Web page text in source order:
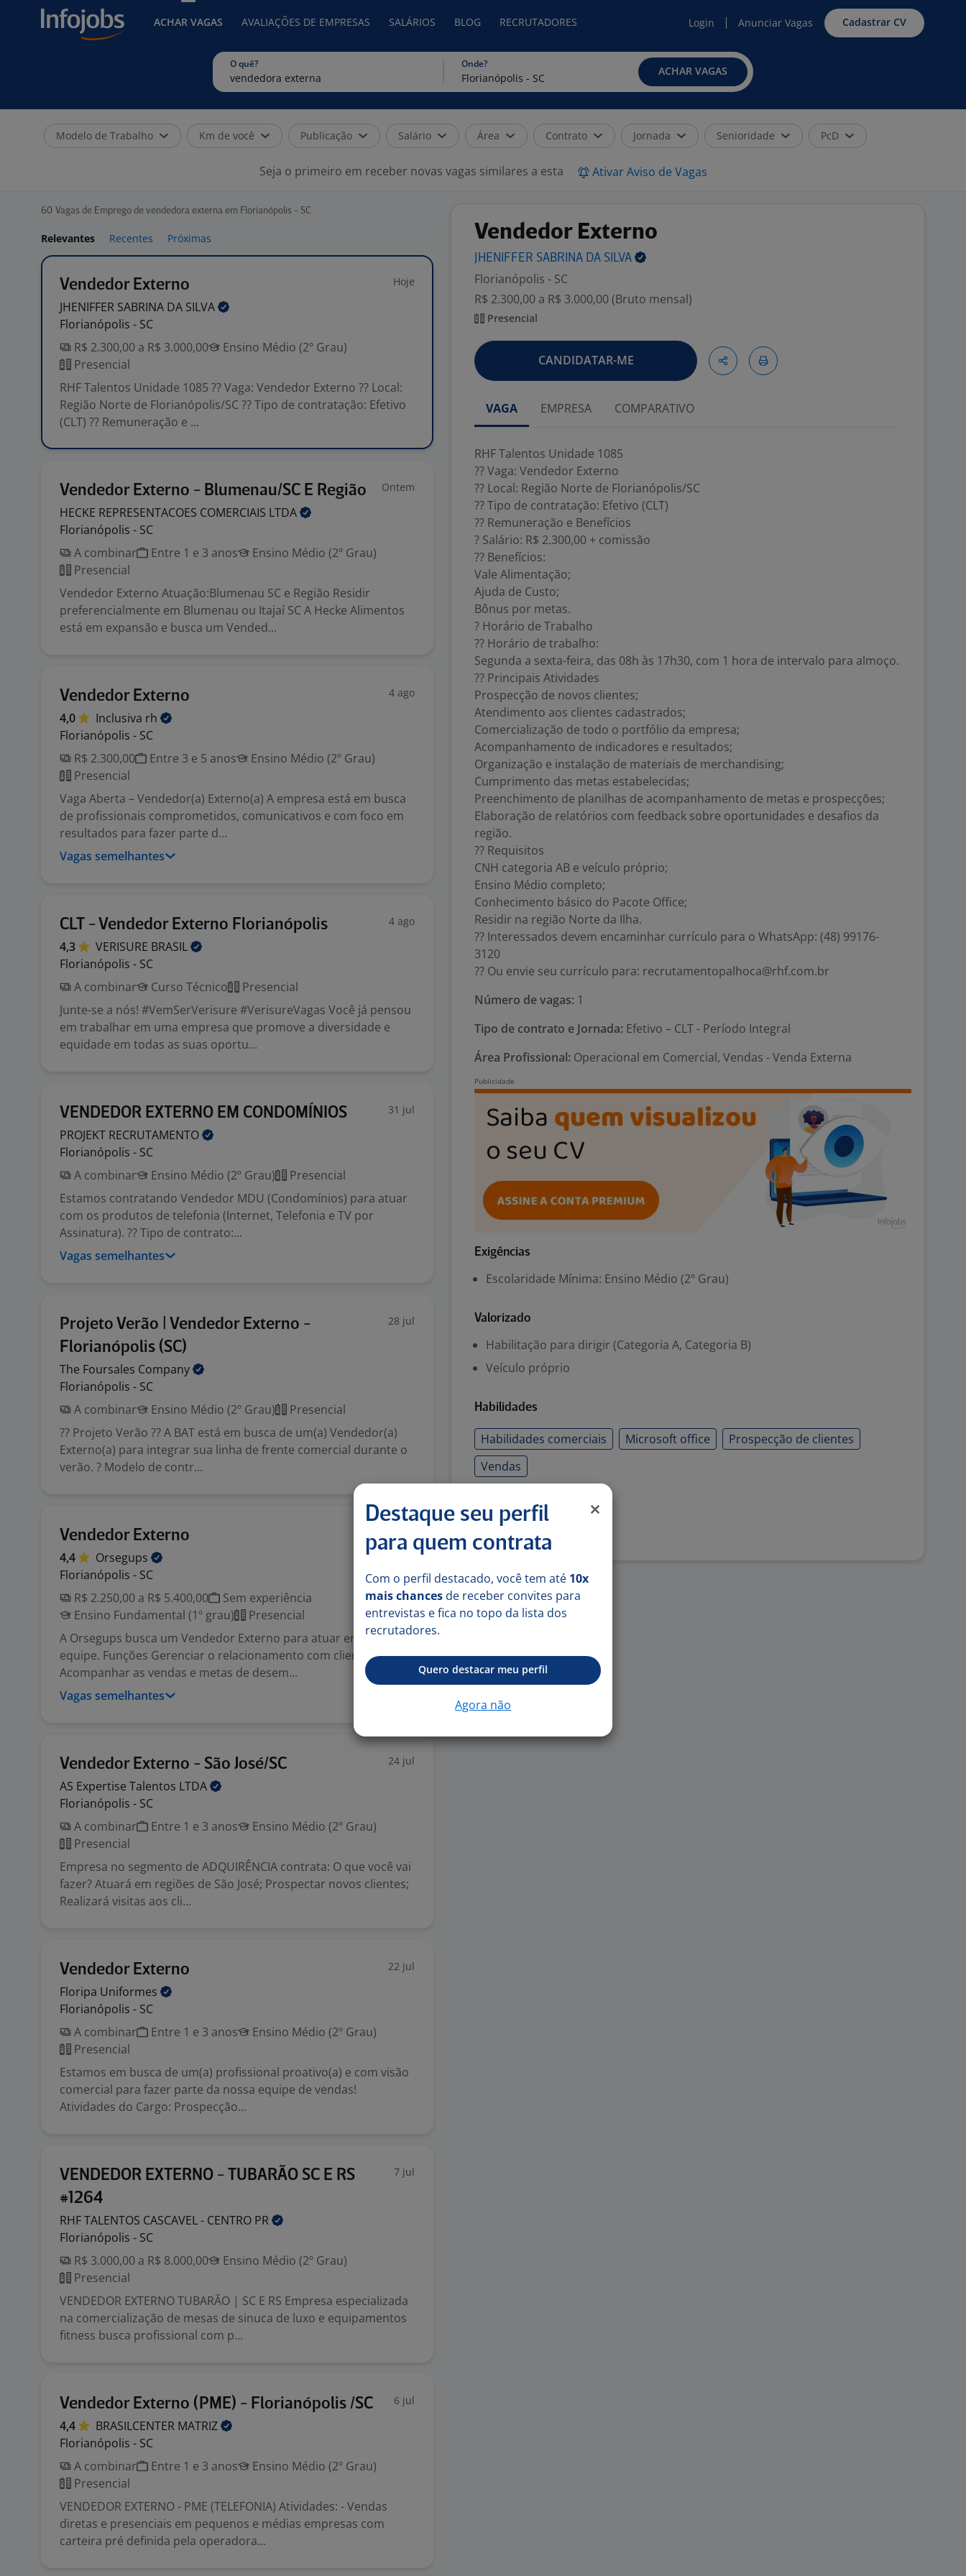
ACHAR VAGAS AVALIAÇÕES DE EMPRESAS SALÁRIOS BLOG RECRUTADORES Login Anunciar Vagas Cadastrar CV
O quê? Onde?
ACHAR VAGAS
Modelo de Trabalho Km de você Publicação Salário Área Contrato Jornada Senioridade PcD
Seja o primeiro em receber novas vagas similares a esta Ativar Aviso de Vagas
60 Vagas de Emprego de vendedora externa em Florianópolis - SC
Relevantes Recentes Próximas
Vendedor Externo Hoje
JHENIFFER SABRINA DA SILVA
Florianópolis - SC
R$ 2.300,00 a R$ 3.000,00
Ensino Médio (2º Grau)
Presencial
RHF Talentos Unidade 1085 ?? Vaga: Vendedor Externo ?? Local:
Região Norte de Florianópolis/SC ?? Tipo de contratação: Efetivo
(CLT) ?? Remuneração e ...
Vendedor Externo - Blumenau/SC E Região Ontem
HECKE REPRESENTACOES COMERCIAIS LTDA
Florianópolis - SC
A combinar
Entre 1 e 3 anos
Ensino Médio (2º Grau)
Presencial
Vendedor Externo Atuação:Blumenau SC e Região Residir
preferencialmente em Blumenau ou Itajaí SC A Hecke Alimentos
está em expansão e busca um Vended...
Vendedor Externo 4 ago
4,0 Inclusiva rh
Florianópolis - SC
R$ 2.300,00
Entre 3 e 5 anos
Ensino Médio (2º Grau)
Presencial
Vaga Aberta – Vendedor(a) Externo(a) A empresa está em busca
de profissionais comprometidos, comunicativos e com foco em
resultados para fazer parte d...
Vagas semelhantes
CLT - Vendedor Externo Florianópolis 4 ago
4,3 VERISURE BRASIL
Florianópolis - SC
A combinar
Curso Técnico
Presencial
Junte-se a nós! #VemSerVerisure #VerisureVagas Você já pensou
em trabalhar em uma empresa que promove a diversidade e
equidade em todas as suas oportu...
VENDEDOR EXTERNO EM CONDOMÍNIOS 31 jul
PROJEKT RECRUTAMENTO
Florianópolis - SC
A combinar
Ensino Médio (2º Grau)
Presencial
Estamos contratando Vendedor MDU (Condomínios) para atuar
com os produtos de telefonia (Internet, Telefonia e TV por
Assinatura). ?? Tipo de contrato:...
Vagas semelhantes
Projeto Verão | Vendedor Externo -
Florianópolis (SC)
28 jul
The Foursales Company
Florianópolis - SC
A combinar
Ensino Médio (2º Grau)
Presencial
?? Projeto Verão ?? A BAT está em busca de um(a) Vendedor(a)
Externo(a) para integrar sua linha de frente comercial durante o
verão. ? Modelo de contr...
Vendedor Externo
4,4
Orsegups
Florianópolis - SC
R$ 2.250,00 a R$ 5.400,00
Sem experiência
Ensino Fundamental (1º grau)
Presencial
A Orsegups busca um Vendedor Externo para atuar em nossa
equipe. Funções Gerenciar o relacionamento com clientes
Acompanhar as vendas e metas de desem...
Vagas semelhantes
Vendedor Externo - São José/SC 24 jul
AS Expertise Talentos LTDA
Florianópolis - SC
A combinar
Entre 1 e 3 anos
Ensino Médio (2º Grau)
Presencial
Empresa no segmento de ADQUIRÊNCIA contrata: O que você vai
fazer? Atuará em regiões de São José; Prospectar novos clientes;
Realizará visitas aos cli...
Vendedor Externo 22 jul
Floripa Uniformes
Florianópolis - SC
A combinar
Entre 1 e 3 anos
Ensino Médio (2º Grau)
Presencial
Estamos em busca de um(a) profissional proativo(a) e com visão
comercial para fazer parte da nossa equipe de vendas!
Atividades do Cargo: Prospecção...
VENDEDOR EXTERNO - TUBARÃO SC E RS
#1264
7 jul
RHF TALENTOS CASCAVEL - CENTRO PR
Florianópolis - SC
R$ 3.000,00 a R$ 8.000,00
Ensino Médio (2º Grau)
Presencial
VENDEDOR EXTERNO TUBARÃO | SC E RS Empresa especializada
na comercialização de mesas de sinuca de luxo e equipamentos
fitness busca profissional com p...
Vendedor Externo (PME) - Florianópolis /SC 6 jul
4,4 BRASILCENTER MATRIZ
Florianópolis - SC
A combinar
Entre 1 e 3 anos
Ensino Médio (2º Grau)
Presencial
VENDEDOR EXTERNO - PME (TELEFONIA) Atividades: - Vendas
diretas e presenciais em pequenos e médias empresas com
carteira pré definida pela operadora...
Vendedor Externo
JHENIFFER SABRINA DA SILVA
Florianópolis - SC
R$ 2.300,00 a R$ 3.000,00 (Bruto mensal)
Presencial
CANDIDATAR-ME
VAGA EMPRESA COMPARATIVO
RHF Talentos Unidade 1085
?? Vaga: Vendedor Externo
?? Local: Região Norte de Florianópolis/SC
?? Tipo de contratação: Efetivo (CLT)
?? Remuneração e Benefícios
? Salário: R$ 2.300,00 + comissão
?? Benefícios:
Vale Alimentação;
Ajuda de Custo;
Bônus por metas.
? Horário de Trabalho
?? Horário de trabalho:
Segunda a sexta-feira, das 08h às 17h30, com 1 hora de intervalo para almoço.
?? Principais Atividades
Prospecção de novos clientes;
Atendimento aos clientes cadastrados;
Comercialização de todo o portfólio da empresa;
Acompanhamento de indicadores e resultados;
Organização e instalação de materiais de merchandising;
Cumprimento das metas estabelecidas;
Preenchimento de planilhas de acompanhamento de metas e prospecções;
Elaboração de relatórios com feedback sobre oportunidades e desafios da
região.
?? Requisitos
CNH categoria AB e veículo próprio;
Ensino Médio completo;
Conhecimento básico do Pacote Office;
Residir na região Norte da Ilha.
?? Interessados devem encaminhar currículo para o WhatsApp: (48) 99176-
3120
?? Ou envie seu currículo para: recrutamentopalhoca@rhf.com.br
Número de vagas: 1
Tipo de contrato e Jornada: Efetivo – CLT - Período Integral
Área Profissional: Operacional em Comercial, Vendas - Venda Externa
Exigências
Escolaridade Mínima: Ensino Médio (2º Grau)
Valorizado
Habilitação para dirigir (Categoria A, Categoria B)
Veículo próprio
Habilidades
Habilidades comerciais Microsoft office
Prospecção de clientes
Vendas
Denunciar vaga
Destaque seu perfil
para quem contrata
Com o perfil destacado, você tem até 10x
mais chances de receber convites para
entrevistas e fica no topo da lista dos
recrutadores.
Quero destacar meu perfil
Agora não